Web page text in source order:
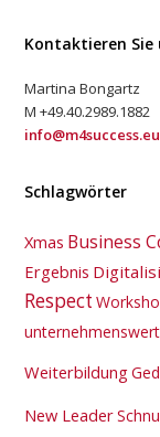
Kontaktieren Sie
Martina Bongartz
M +49.40.2989.1882
info@m4success.eu
Schlagwörter
Xmas Business
Ergebnis
Respect
Weiterbildung
New Leader